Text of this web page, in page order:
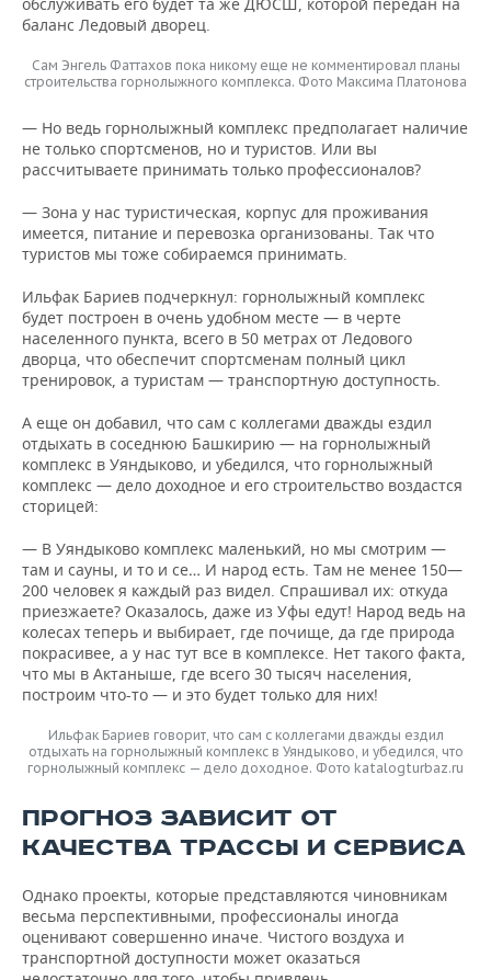
баланс Ледовый дворец.
Сам Энгель Фаттахов пока никому еще не комментировал планы
строительства горнолыжного комплекса. Фото Максима Платонова
— Но ведь горнолыжный комплекс предполагает наличие
не только спортсменов, но и туристов. Или вы
рассчитываете принимать только профессионалов?
— Зона у нас туристическая, корпус для проживания
имеется, питание и перевозка организованы. Так что
туристов мы тоже собираемся принимать.
Ильфак Бариев подчеркнул: горнолыжный комплекс
будет построен в очень удобном месте — в черте
населенного пункта, всего в 50 метрах от Ледового
дворца, что обеспечит спортсменам полный цикл
тренировок, а туристам — транспортную доступность.
А еще он добавил, что сам с коллегами дважды ездил
отдыхать в соседнюю Башкирию — на горнолыжный
комплекс в Уяндыково, и убедился, что горнолыжный
комплекс — дело доходное и его строительство воздастся
сторицей:
— В Уяндыково комплекс маленький, но мы смотрим —
там и сауны, и то и се… И народ есть. Там не менее 150—
200 человек я каждый раз видел. Спрашивал их: откуда
приезжаете? Оказалось, даже из Уфы едут! Народ ведь на
колесах теперь и выбирает, где почище, да где природа
покрасивее, а у нас тут все в комплексе. Нет такого факта,
что мы в Актаныше, где всего 30 тысяч населения,
построим что-то — и это будет только для них!
Ильфак Бариев говорит, что сам с коллегами дважды ездил
отдыхать на горнолыжный комплекс в Уяндыково, и убедился, что
горнолыжный комплекс — дело доходное. Фото katalogturbaz.ru
ПРОГНОЗ ЗАВИСИТ ОТ
КАЧЕСТВА ТРАССЫ И СЕРВИСА
Однако проекты, которые представляются чиновникам
весьма перспективными, профессионалы иногда
оценивают совершенно иначе. Чистого воздуха и
транспортной доступности может оказаться